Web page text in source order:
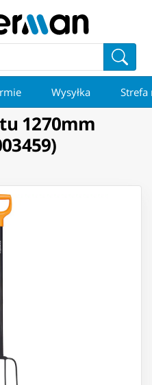
Wysyłka Strefa
1270mm